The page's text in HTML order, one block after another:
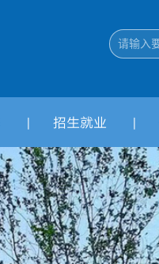
招生就业